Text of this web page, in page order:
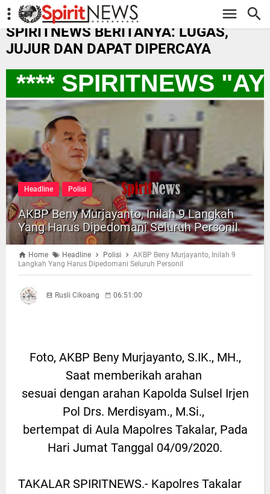
-->
SPIRITNEWS BERITANYA: LUGAS,
JUJUR DAN DAPAT DIPERCAYA
SPIRITNEWS
Headline Polisi
AKBP Beny Murjayanto, Inilah 9 Langkah
Yang Harus Dipedomani Seluruh Personil
Home Headline Polisi
AKBP Beny Murjayanto, Inilah 9
Langkah Yang Harus Dipedomani Seluruh Personil
Rusli Cikoang 06:51:00
Foto, AKBP Beny Murjayanto, S.IK., MH.,
Saat memberikah arahan
sesuai dengan arahan Kapolda Sulsel Irjen
Pol Drs. Merdisyam., M.Si.,
bertempat di Aula Mapolres Takalar, Pada
Hari Jumat Tanggal 04/09/2020.
TAKALAR SPIRITNEWS.- Kapolres Takalar